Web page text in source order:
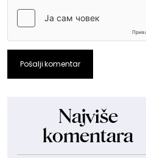
Pošalji komentar
Najviše
komentara